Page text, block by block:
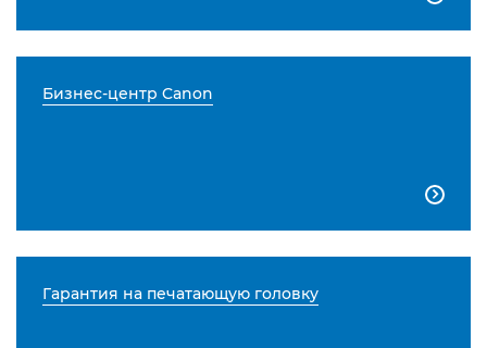
Бизнес-центр Canon

Гарантия на печатающую головку